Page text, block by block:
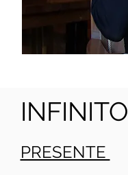
INFINITO
PRESENTE